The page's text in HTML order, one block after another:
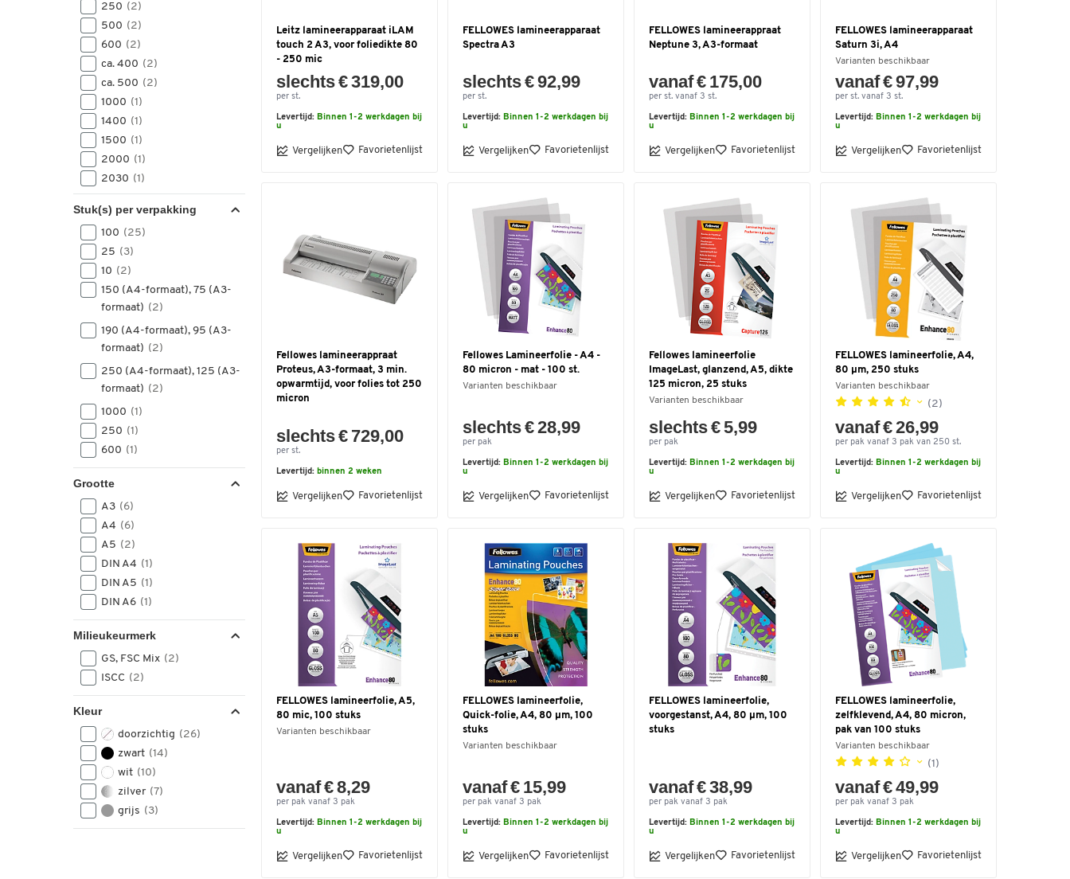
250 (2)
500 (2)
600 (2)
ca. 400 (2)
ca. 500 (2)
1000 (1)
1400 (1)
1500 (1)
2000 (1)
2030 (1)
350(1)
700 (1)
800 (1)
950 (1)
ongeveer 800
Stuk(s) per verpakking
100 (25)
25 (3)
10 (2)
150 (A4-formaat), 75 (A3-
formaat) (2)
190 (A4-formaat), 95 (A3-
formaat) (2)
250 (A4-formaat), 125 (A3-
formaat) (2)
1000 (1)
250 (1)
600 (1)
Grootte
A3 (6)
A4 (6)
A5 (2)
DIN A4 (1)
DIN A5 (1)
DIN A6 (1)
Milieukeurmerk
GS, FSC Mix (2)
ISCC (2)
Kleur
doorzichtig (26)
zwart (14)
wit (10)
zilver (7)
grijs (3)
Leitz lamineerapparaat iLAM
touch 2 A3, voor foliedikte 80
- 250 mic
slechts € 319,00
per st.
Levertijd: Binnen 1-2 werkdagen bij
u
Vergelijken Favorietenlijst
FELLOWES lamineerapparaat
Spectra A3
slechts € 92,99
per st.
Levertijd: Binnen 1-2 werkdagen bij
u
Vergelijken Favorietenlijst
FELLOWES lamineerappraat
Neptune 3, A3-formaat
vanaf € 175,00
per st. vanaf 3 st.
Levertijd: Binnen 1-2 werkdagen bij
u
Vergelijken Favorietenlijst
FELLOWES lamineerapparaat
Saturn 3i, A4
Varianten beschikbaar
vanaf € 97,99
per st. vanaf 3 st.
Levertijd: Binnen 1-2 werkdagen bij
u
Vergelijken Favorietenlijst
Fellowes lamineerappraat
Proteus, A3-formaat, 3 min.
opwarmtijd, voor folies tot 250
micron
slechts € 729,00
per st.
Levertijd: binnen 2 weken
Vergelijken Favorietenlijst
Fellowes Lamineerfolie - A4 -
80 micron - mat - 100 st.
Varianten beschikbaar
slechts € 28,99
per pak
Levertijd: Binnen 1-2 werkdagen bij
u
Vergelijken Favorietenlijst
Fellowes lamineerfolie
ImageLast, glanzend, A5, dikte
125 micron, 25 stuks
Varianten beschikbaar
slechts € 5,99
per pak
Levertijd: Binnen 1-2 werkdagen bij
u
Vergelijken Favorietenlijst
FELLOWES lamineerfolie, A4,
80 µm, 250 stuks
Varianten beschikbaar
(2)
vanaf € 26,99
per pak vanaf 3 pak van 250 st.
Levertijd: Binnen 1-2 werkdagen bij
u
Vergelijken Favorietenlijst
FELLOWES lamineerfolie, A5,
80 mic, 100 stuks
Varianten beschikbaar
vanaf € 8,29
per pak vanaf 3 pak
Levertijd: Binnen 1-2 werkdagen bij
u
Vergelijken Favorietenlijst
FELLOWES lamineerfolie,
Quick-folie, A4, 80 µm, 100
stuks
Varianten beschikbaar
vanaf € 15,99
per pak vanaf 3 pak
Levertijd: Binnen 1-2 werkdagen bij
u
Vergelijken Favorietenlijst
FELLOWES lamineerfolie,
voorgestanst, A4, 80 µm, 100
stuks
vanaf € 38,99
per pak vanaf 3 pak
Levertijd: Binnen 1-2 werkdagen bij
u
Vergelijken Favorietenlijst
FELLOWES lamineerfolie,
zelfklevend, A4, 80 micron,
pak van 100 stuks
Varianten beschikbaar
(1)
vanaf € 49,99
per pak vanaf 3 pak
Levertijd: Binnen 1-2 werkdagen bij
u
Vergelijken Favorietenlijst